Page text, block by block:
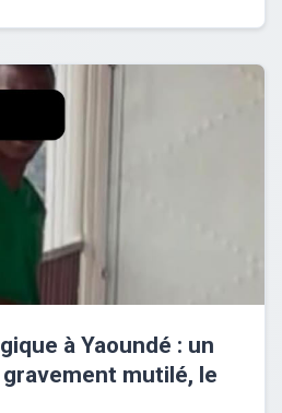
à Yaoundé : un
mutilé, le